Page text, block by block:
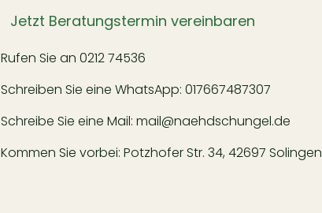
Jetzt Beratungstermin vereinbaren
Rufen Sie an 0212 74536
Schreiben Sie eine WhatsApp: 017667487307
Schreibe Sie eine Mail: mail@naehdschungel.de
Kommen Sie vorbei: Potzhofer Str. 34, 42697 Solingen